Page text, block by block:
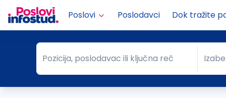
Poslovi Poslodavci Dok tražite
Pozicija, poslodavac ili ključna reč
Pozicija, poslodavac ili ključna reč Grad